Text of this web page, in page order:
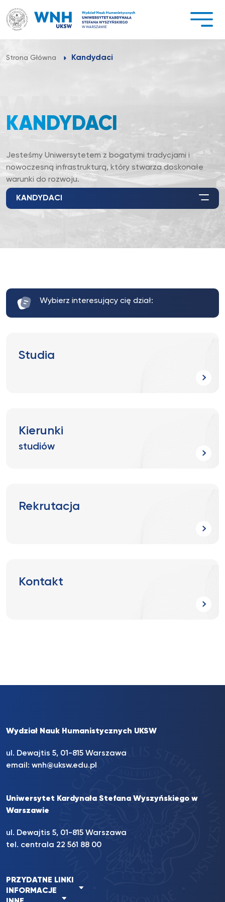
do
treści
Strona Główna Kandydaci
KANDYDACI
Jesteśmy Uniwersytetem z bogatymi tradycjami i
nowoczesną infrastrukturą, który stwarza doskonałe
warunki do rozwoju.
KANDYDACI
Wybierz interesujący cię dział:
Studia
Kierunki
studiów
Rekrutacja
Kontakt
Wydział Nauk Humanistycznych UKSW
ul. Dewajtis 5, 01-815 Warszawa
email: wnh@uksw.edu.pl
Uniwersytet Kardynała Stefana Wyszyńskiego w
Warszawie
ul. Dewajtis 5, 01-815 Warszawa
tel. centrala 22 561 88 00
PRZYDATNE LINKI
INFORMACJE